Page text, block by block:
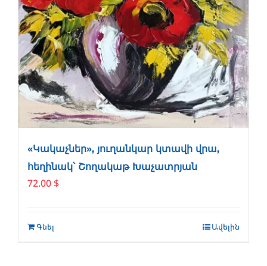
«Կակաչներ», յուղանկար կտավի վրա,
հեղինակ՝ Շողակաթ Խաչատրյան
72.00 $
Գնել Ավելին